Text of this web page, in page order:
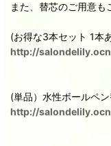
また、替芯のご用意も
(お得な3本セット 1本
http://
(単品）水性ボールペ
http://